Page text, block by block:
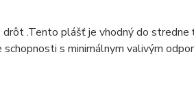
.Tento plášť je vhodný do stredne
schopnosti s minimálnym valivým